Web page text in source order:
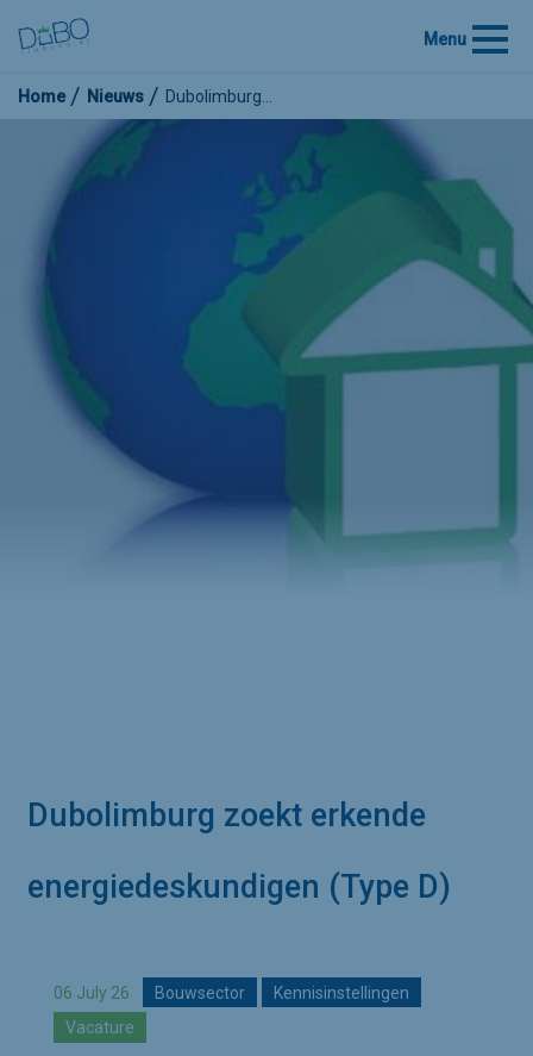
Menu
Home Nieuws Dubolimburg…
Dubolimburg zoekt erkende
energiedeskundigen (Type D)
06 July 26 Bouwsector
Kennisinstellingen
Vacature